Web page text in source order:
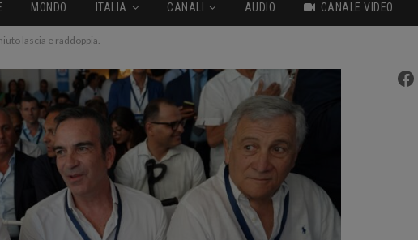
MONDO ITALIA CANALI AUDIO CANALE VIDEO
lascia e raddoppia.